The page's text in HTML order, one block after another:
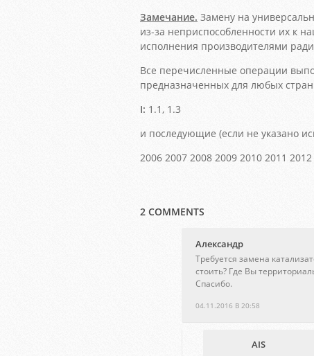
Замечание. Замену на
из-за неприспособленности их к
исполнения производителями
Все перечисленные операции
предназначенных для любых
I: 1.1, 1.3
и последующие (если не указано
2006 2007 2008 2009 2010 2011
2 COMMENTS
Александр
04.11.2016 В 20:58
Требуется замена
стоить? Где Вы
Спасибо.
AIS